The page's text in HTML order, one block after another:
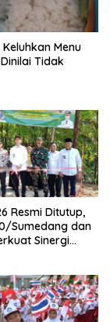
Menu
Tidak
Resmi Ditutup,
Sumedang dan
Sinergi